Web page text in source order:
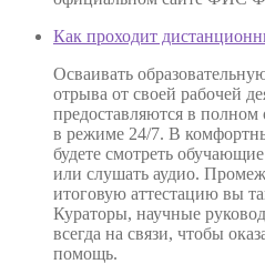
Как проходит
Осваивать
отрыва от своей рабочей
предоставляются в
в режиме 24/7. В
будете смотреть
или слушать аудио.
итоговую аттестацию вы
Кураторы, научные
всегда на связи, чтобы
помощь.